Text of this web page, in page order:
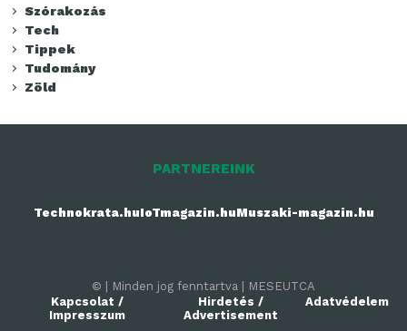
Szórakozás
Tech
Tippek
Tudomány
Zöld
PARTNEREINK
Technokrata.huIoTmagazin.huMuszaki-magazin.hu
© | Minden jog fenntartva | MESEUTCA
Kapcsolat /
Impresszum
Hirdetés /
Advertisement
Adatvédelem